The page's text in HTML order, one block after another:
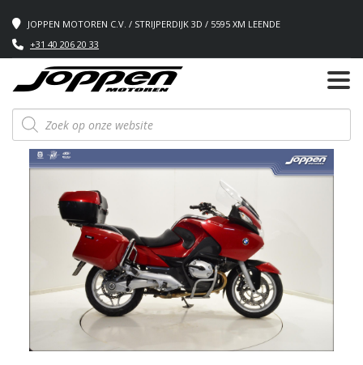
JOPPEN MOTOREN C.V. / STRIJPERDIJK 3D / 5595 XM LEENDE
+31 40 206 20 33
Producten
zoeken